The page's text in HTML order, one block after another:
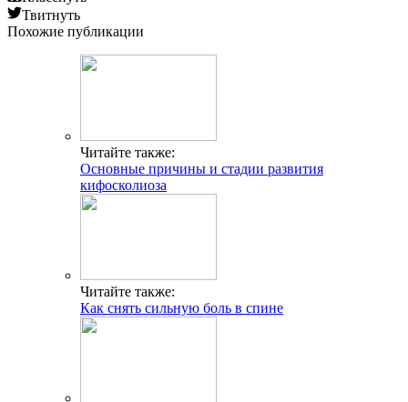
Твитнуть
Похожие публикации
Читайте также:
Основные причины и стадии развития
кифосколиоза
Читайте также:
Как снять сильную боль в спине